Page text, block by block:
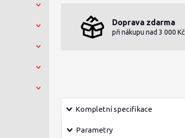
Doprava zdarma
při nákupu nad 3 000 Kč
Kompletní specifikace
Parametry